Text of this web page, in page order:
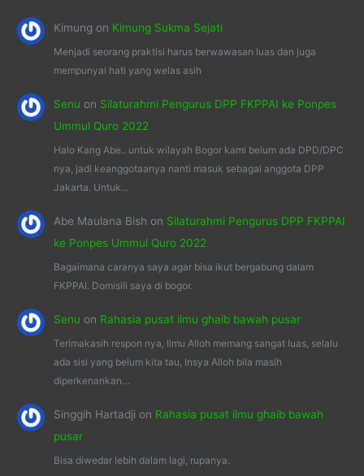
Kimung on Kimung Sukma Sejati
Menjadi seorang praktisi harus berwawasan luas dan juga
mempunyai hati yang welas asih
Senu on Silaturahmi Pengurus DPP FKPPAI ke Ponpes
Ummul Quro 2022
Halo Kang Abe.. untuk wilayah Bogor kami belum ada DPD/DPC
nya, jadi keanggotaanya nanti masuk sebagai anggota DPP
Jakarta. Untuk…
Abe Maulana Bish on Silaturahmi Pengurus DPP FKPPAI
ke Ponpes Ummul Quro 2022
Bagaimana caranya saya agar bisa ikut bergabung dalam
FKPPAI. Domisili saya di bogor.
Senu on Rahasia pusat ilmu ghaib bawah pusar
Terimakasih respon nya, Ilmu Alloh memang sangat luas, selalu
ada sisi yang belum kita tau, Insya Alloh bila masih
diperkenankan…
Singgih Hartadjion Rahasia pusat ilmu ghaib bawah
pusar
Bisa diwedar lebih dalam lagi, rupanya.